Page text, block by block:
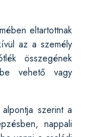
eltartottnak
az a személy
összegének
vehető vagy
szerint a
nappali